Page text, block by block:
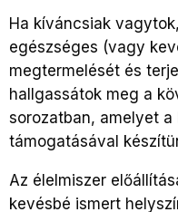
Ha kíváncsiak
egészséges (vagy
megtermelését és
hallgassátok meg a
sorozatban, amelyet a
támogatásával
Az élelmiszer
kevésbé ismert